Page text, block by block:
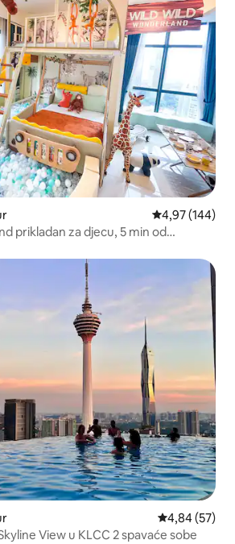
Prosječna
4,97 (144)
prikladan za djecu, 5 min od
Prosječna
4,84 (57)
View u KLCC 2 spavaće sobe